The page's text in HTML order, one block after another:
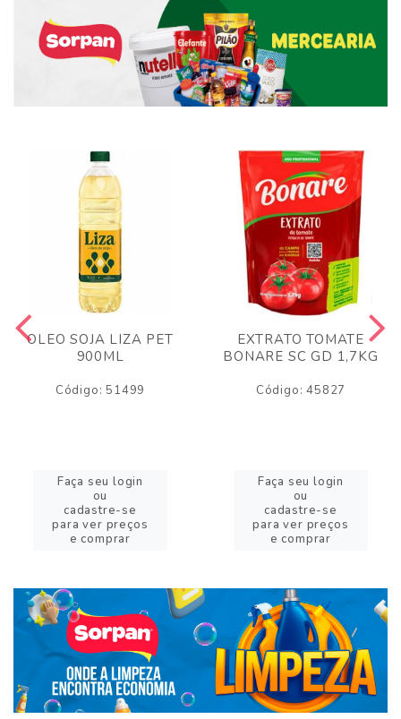
OLEO SOJA LIZA PET
900ML
Código: 51499
Faça seu login
ou
cadastre-se
para ver preços
e comprar
EXTRATO TOMATE
BONARE SC GD 1,7KG
Código: 45827
Faça seu login
ou
cadastre-se
para ver preços
e comprar